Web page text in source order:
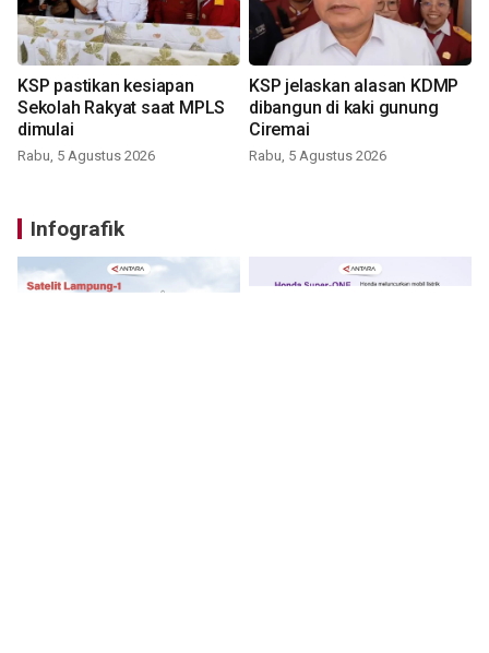
KSP pastikan kesiapan
Sekolah Rakyat saat MPLS
dimulai
Rabu, 5 Agustus 2026
KSP jelaskan alasan KDMP
dibangun di kaki gunung
Ciremai
Rabu, 5 Agustus 2026
Infografik